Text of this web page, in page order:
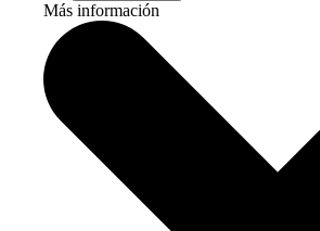
Más información